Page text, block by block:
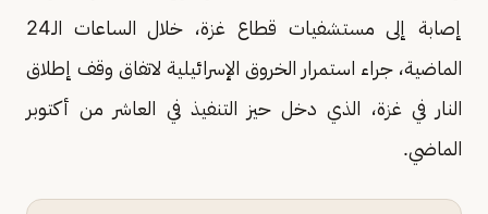
إصابة إلى مستشفيات قطاع غزة، خلال الساعات الـ24
الماضية، جراء استمرار الخروق الإسرائيلية لاتفاق وقف إطلاق
النار في غزة، الذي دخل حيز التنفيذ في العاشر من أكتوبر
الماضي.